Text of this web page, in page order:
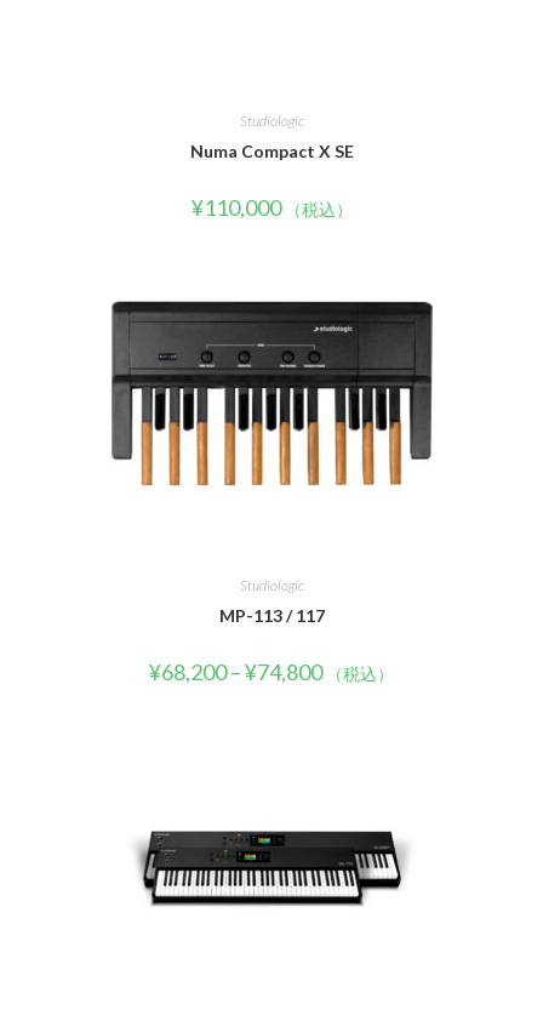
Studiologic
Numa Compact X SE
¥110,000 （税込）
Studiologic
MP-113 / 117
¥68,200–¥74,800 （税込）